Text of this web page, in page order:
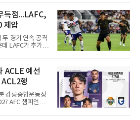
서울월드컵경기
스터 시티(맨시
친선경기는 사실
이었다. 킥오프
팬들로 북적였
'7'이 박힌 붉은
었다. 경기장에는
막판 호르헤 도밍
서
득점...LAFC,
제압
경기 연속 공격
LAFC가 추가시
타디움에서 열린
별리그 2차전에
나 슈팅 없이 후
. 북중미 월드컵
었던 그는 지난 6
어 침묵했다.전반
페널티킥은 비디
ACLE 예선
행
강릉종합운동장
AFC 챔피언스
자는 2부 격 대회